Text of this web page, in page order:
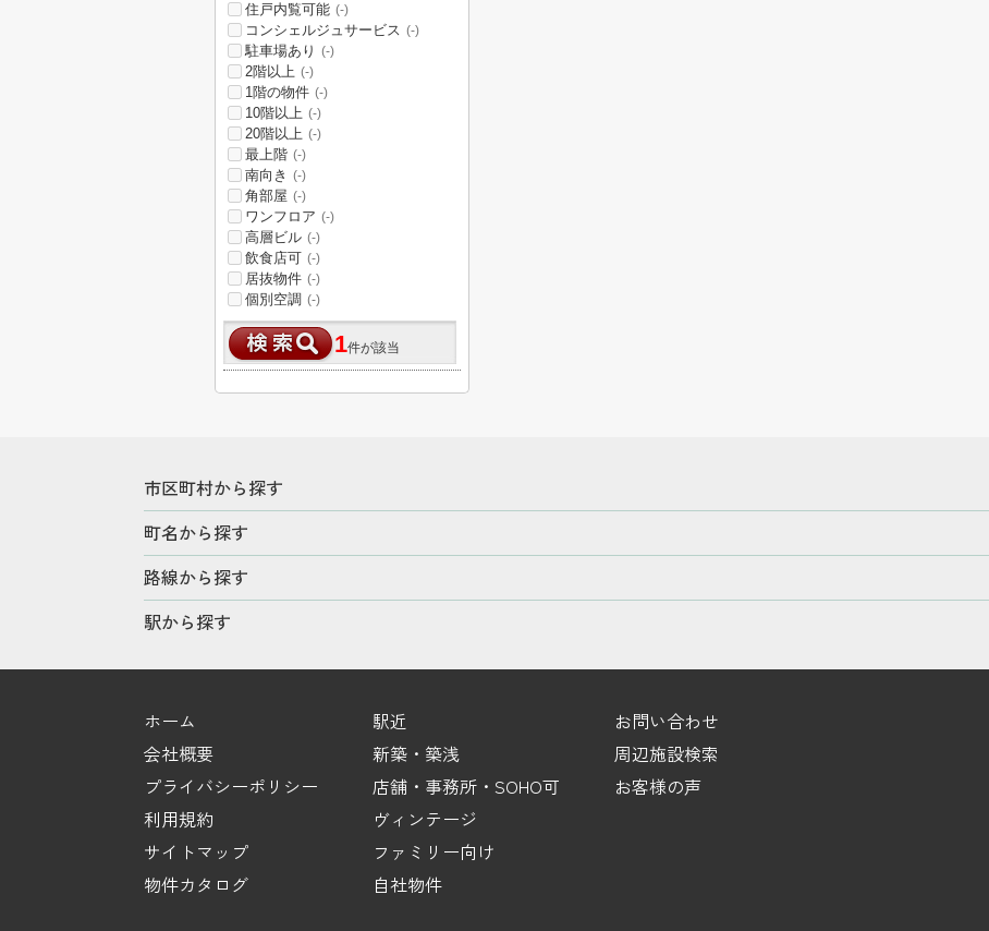
住戸内覧可能 (-)
コンシェルジュサービス (-)
駐車場あり (-)
2階以上 (-)
1階の物件 (-)
10階以上 (-)
20階以上 (-)
最上階 (-)
南向き (-)
角部屋 (-)
ワンフロア (-)
高層ビル (-)
飲食店可 (-)
居抜物件 (-)
個別空調 (-)
1件が該当
市区町村から探す
町名から探す
路線から探す
駅から探す
ホーム
会社概要
プライバシーポリシー
利用規約
サイトマップ
物件カタログ
駅近
新築・築浅
店舗・事務所・SOHO可
ヴィンテージ
ファミリー向け
自社物件
お問い合わせ
周辺施設検索
お客様の声